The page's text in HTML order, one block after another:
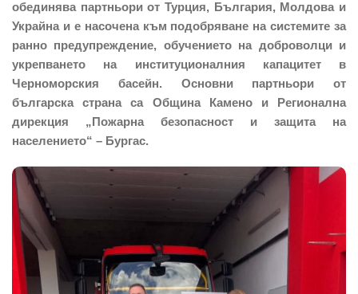
обединява партньори от Турция, България, Молдова и
Украйна и е насочена към подобряване на системите за
ранно предупреждение, обучението на доброволци и
укрепването на институционалния капацитет в
Черноморския басейн. Основни партньори от
българска страна са Община Камено и Регионална
дирекция „Пожарна безопасност и защита на
населението“ – Бургас.